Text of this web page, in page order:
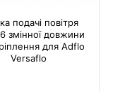
подачі повітря
змінної довжини
для Adflo
Versaflo